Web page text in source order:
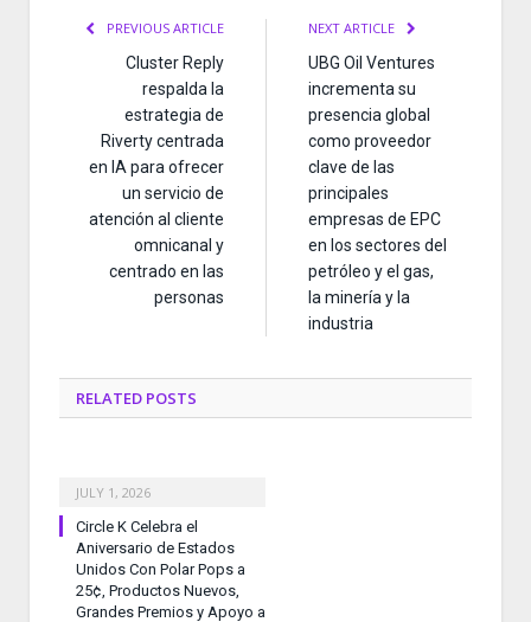
PREVIOUS ARTICLE
Cluster Reply
respalda la
estrategia de
Riverty centrada
en IA para ofrecer
un servicio de
atención al cliente
omnicanal y
centrado en las
personas
NEXT ARTICLE
UBG Oil Ventures
incrementa su
presencia global
como proveedor
clave de las
principales
empresas de EPC
en los sectores del
petróleo y el gas,
la minería y la
industria
RELATED POSTS
JULY 1, 2026
Circle K Celebra el
Aniversario de Estados
Unidos Con Polar Pops a
25¢, Productos Nuevos,
Grandes Premios y Apoyo a